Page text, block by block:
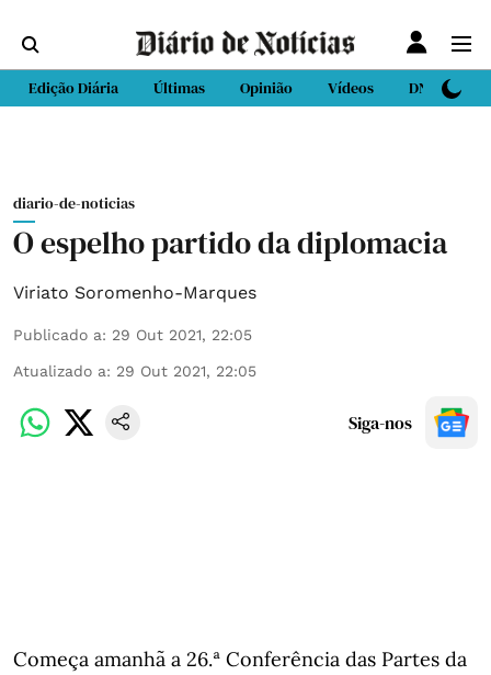
Edição Diária Últimas Opinião Vídeos DN Sport
diario-de-noticias
O espelho partido da diplomacia
Viriato Soromenho-Marques
Publicado a: 29 Out 2021, 22:05
Atualizado a: 29 Out 2021, 22:05
Siga-nos
Começa amanhã a 26.ª Conferência das Partes da